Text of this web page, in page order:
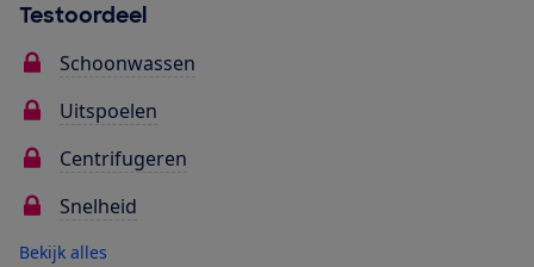
Testoordeel
Schoonwassen
Uitspoelen
Centrifugeren
Snelheid
Bekijk alles